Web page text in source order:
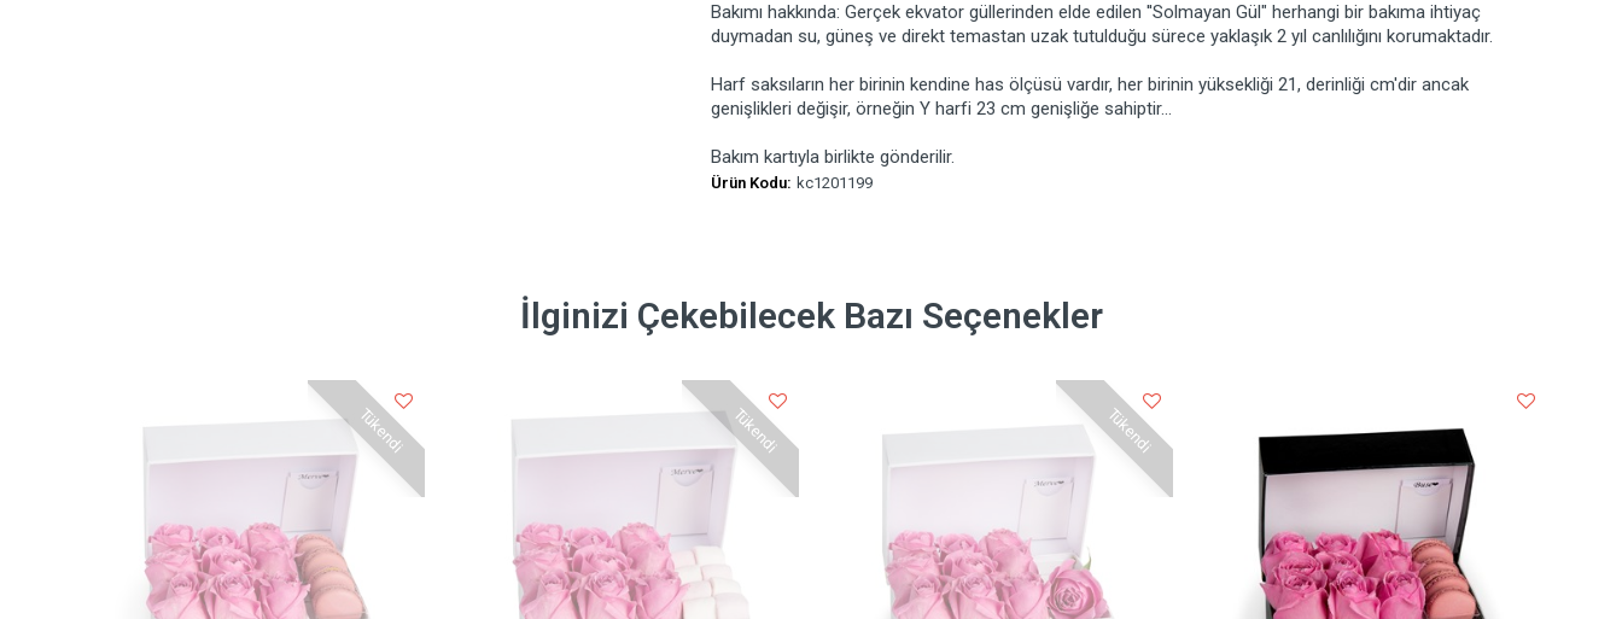
Bakımı hakkında: Gerçek ekvator güllerinden elde edilen ''Solmayan Gül" herhangi bir bakıma ihtiyaç
duymadan su, güneş ve direkt temastan uzak tutulduğu sürece yaklaşık 2 yıl canlılığını korumaktadır.
Harf saksıların her birinin kendine has ölçüsü vardır, her birinin yüksekliği 21, derinliği cm'dir ancak
genişlikleri değişir, örneğin Y harfi 23 cm genişliğe sahiptir...
Bakım kartıyla birlikte gönderilir.
Ürün Kodu: kc1201199
İlginizi Çekebilecek Bazı Seçenekler
Tükendi Tükendi Tükendi